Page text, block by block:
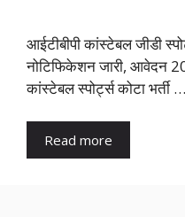
आईटीबीपी कांस्टेबल जीडी
नोटिफिकेशन जारी, आवेदन
कांस्टेबल स्पोर्ट्स कोटा भर्ती …
Read more